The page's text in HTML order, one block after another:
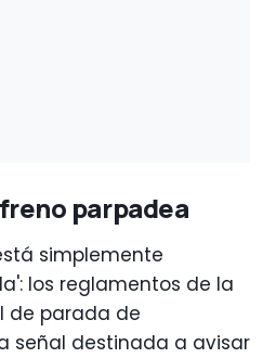
parpadea
simplemente
los reglamentos de la
de parada de
señal destinada a avisar